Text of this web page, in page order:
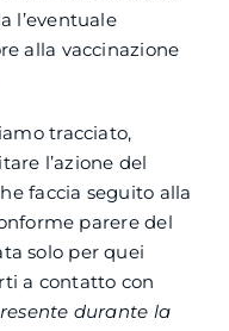
l’eventuale
alla vaccinazione
tracciato,
l’azione del
faccia seguito alla
parere del
solo per quei
a contatto con
durante la